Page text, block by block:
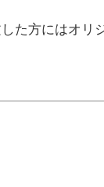
た方にはオリ